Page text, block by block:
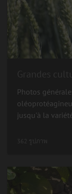
Photos
jusqu'à la
362 รูปภาพ